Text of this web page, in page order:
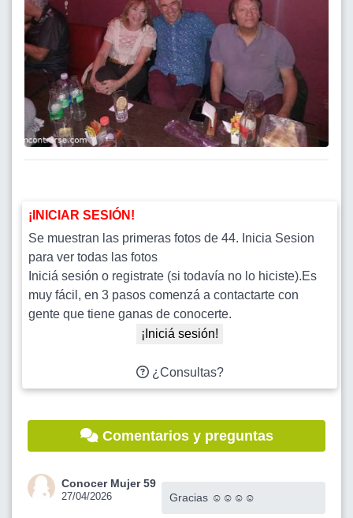
¡INICIAR SESIÓN!
Se muestran las primeras fotos de 44. Inicia Sesion
para ver todas las fotos
Iniciá sesión o registrate (si todavía no lo hiciste).Es
muy fácil, en 3 pasos comenzá a contactarte con
gente que tiene ganas de conocerte.
¡Iniciá sesión!
¿Consultas?
Comentarios y preguntas
Conocer Mujer 59
27/04/2026 Gracias ☺️☺️☺️☺️